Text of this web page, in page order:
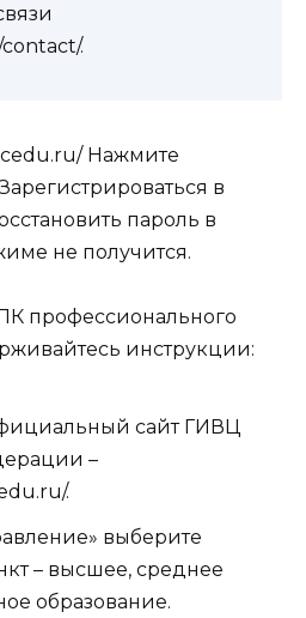
.
Нажмите
в
пароль в
не получится.
профессионального
инструкции:
сайт ГИВЦ
–
.
выберите
– высшее, среднее
образование.